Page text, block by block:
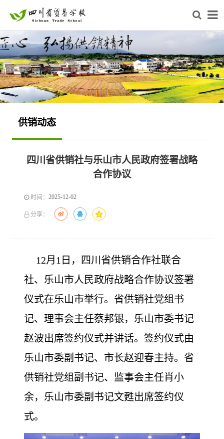
供销动态
四川省供销社与乐山市人民政府签署战略
合作协议
时间： 2025-12-02
分享：
12月1日，四川省供销合作社联合
社、乐山市人民政府战略合作协议签署
仪式在乐山市举行。省供销社党组书
记、理事会主任蔡邦银，乐山市委书记
赵波出席签约仪式并讲话。签约仪式由
乐山市委副书记、市长赵迎春主持。省
供销社党组副书记、监事会主任肖小
余，乐山市委副书记文甦出席签约仪
式。